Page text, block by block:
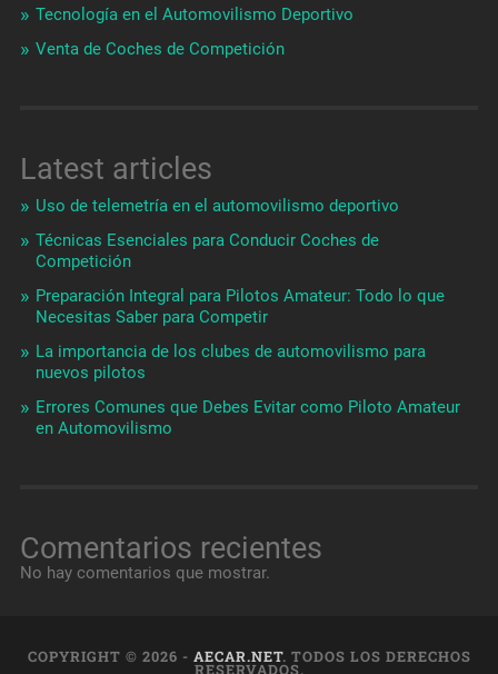
Tecnología en el Automovilismo Deportivo
Venta de Coches de Competición
Latest articles
Uso de telemetría en el automovilismo deportivo
Técnicas Esenciales para Conducir Coches de
Competición
Preparación Integral para Pilotos Amateur: Todo lo que
Necesitas Saber para Competir
La importancia de los clubes de automovilismo para
nuevos pilotos
Errores Comunes que Debes Evitar como Piloto Amateur
en Automovilismo
Comentarios recientes
No hay comentarios que mostrar.
COPYRIGHT © 2026 - AECAR.NET. TODOS LOS DERECHOS
RESERVADOS.